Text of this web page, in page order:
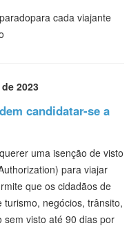
para cada viajante
2023
candidatar-se a
uma isenção de visto
para viajar
que os cidadãos de
turismo, negócios, trânsito,
sem visto até 90 dias por